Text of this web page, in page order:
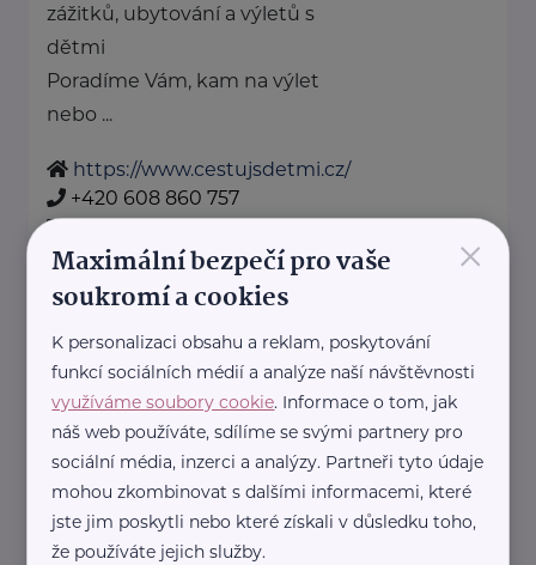
zážitků, ubytování a výletů s
dětmi
Poradíme Vám, kam na výlet
nebo ...
https://www.cestujsdetmi.cz/
+420 608 860 757
Cosmee Vision s. r. o.
Kodaňská 1441/46 Praha 10
Sallie je značka lesní kosmetiky z
Karlových Varů.
Propojuje kvalitní přírodní
ingredience, blahodárné účinky
vřídelní soli ...
×
Maximální bezpečí pro vaše
soukromí a cookies
K personalizaci obsahu a reklam, poskytování
funkcí sociálních médií a analýze naší návštěvnosti
využíváme soubory cookie. Informace o tom, jak
náš web používáte, sdílíme se svými partnery pro
sociální média, inzerci a analýzy. Partneři tyto údaje
mohou zkombinovat s dalšími informacemi, které
jste jim poskytli nebo které získali v důsledku toho,
že používáte jejich služby.